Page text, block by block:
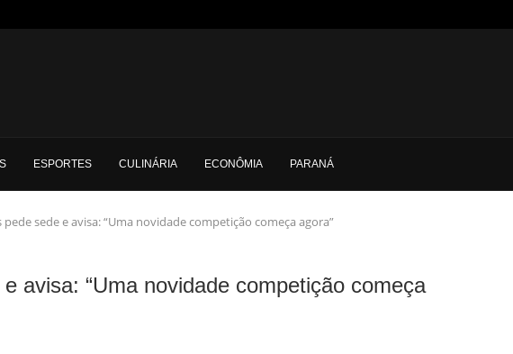
ESPORTES CULINÁRIA ECONÔMIA PARANÁ
sede e avisa: “Uma novidade competição começa agora”
avisa: “Uma novidade competição começa